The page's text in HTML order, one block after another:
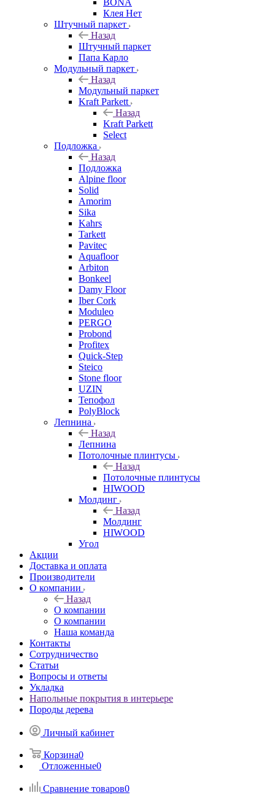
BONA
Клея Нет
Штучный паркет
Назад
Штучный паркет
Папа Карло
Модульный паркет
Назад
Модульный паркет
Kraft Parkett
Назад
Kraft Parkett
Select
Подложка
Назад
Подложка
Alpine floor
Solid
Amorim
Sika
Kahrs
Tarkett
Pavitec
Aquafloor
Arbiton
Bonkeel
Damy Floor
Iber Cork
Moduleo
PERGO
Probond
Profitex
Quick-Step
Steico
Stone floor
UZIN
Тепофол
PolyBlock
Лепнина
Назад
Лепнина
Потолочные плинтусы
Назад
Потолочные плинтусы
HIWOOD
Молдинг
Назад
Молдинг
HIWOOD
Угол
Акции
Доставка и оплата
Производители
О компании
Назад
О компании
О компании
Наша команда
Контакты
Сотрудничество
Статьи
Вопросы и ответы
Укладка
Напольные покрытия в интерьере
Породы дерева
Личный кабинет
Корзина0
Отложенные0
Сравнение товаров0